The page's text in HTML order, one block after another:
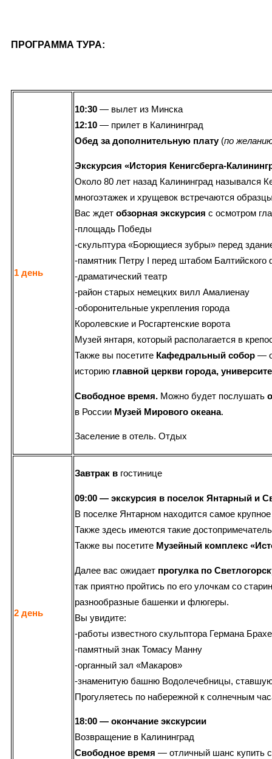
ПРОГРАММА ТУРА:
1 день
10:30 — вылет из Минска
12:10 — прилет в Калининград
Обед за дополнительную плату(по
Экскурсия «История Кенигсберга-
Около 80 лет назад Калининград назывался
многоэтажек и хрущевок встречаются
Вас ждет обзорная экскурсия с осмотром
-площадь Победы
-скульптура «Борющиеся зубры» перед
-памятник Петру I перед штабом Балтийского
-драматический театр
-район старых немецких вилл Амалиенау
-оборонительные укрепления города
Королевские и Росгартенские ворота
Музей янтаря, который располагается в
Также вы посетите Кафедральный собор —
историю главной церкви города,
Свободное время. Можно будет послушать
в России Музей Мирового океана.
Заселение в отель. Отдых
2 день
Завтрак в гостинице
09:00 — экскурсия в поселок Янтарный и
В поселке Янтарном находится самое
Также здесь имеются такие
Также вы посетите Музейный комплекс
Далее вас ожидает прогулка по
так приятно пройтись по его улочкам со
разнообразные башенки и флюгеры.
Вы увидите:
-работы известного скульптора Германа
-памятный знак Томасу Манну
-органный зал «Макаров»
-знаменитую башню Водолечебницы,
Прогуляетесь по набережной к солнечным
18:00 — окончание экскурсии
Возвращение в Калининград
Свободное время — отличный шанс купить